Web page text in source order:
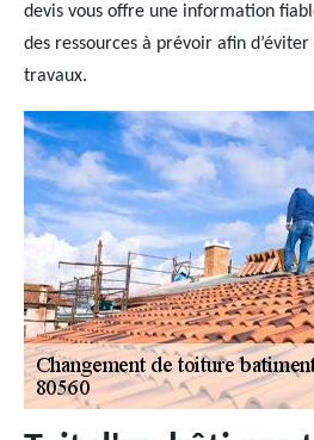
devis vous offre une information
des ressources à prévoir afin
travaux.